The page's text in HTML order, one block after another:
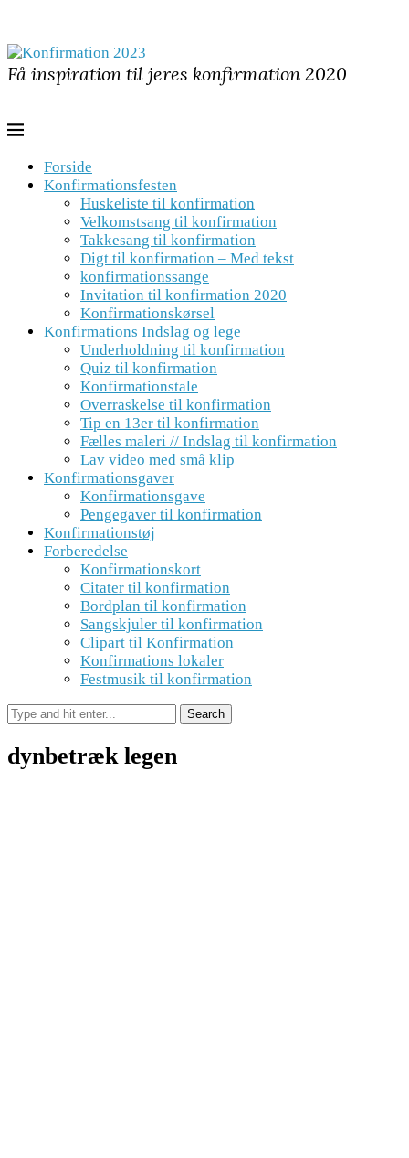
Få inspiration til jeres konfirmation 2020
Forside
Konfirmationsfesten
Huskeliste til konfirmation
Velkomstsang til konfirmation
Takkesang til konfirmation
Digt til konfirmation – Med tekst
konfirmationssange
Invitation til konfirmation 2020
Konfirmationskørsel
Konfirmations Indslag og lege
Underholdning til konfirmation
Quiz til konfirmation
Konfirmationstale
Overraskelse til konfirmation
Tip en 13er til konfirmation
Fælles maleri // Indslag til konfirmation
Lav video med små klip
Konfirmationsgaver
Konfirmationsgave
Pengegaver til konfirmation
Konfirmationstøj
Forberedelse
Konfirmationskort
Citater til konfirmation
Bordplan til konfirmation
Sangskjuler til konfirmation
Clipart til Konfirmation
Konfirmations lokaler
Festmusik til konfirmation
dynbetræk legen